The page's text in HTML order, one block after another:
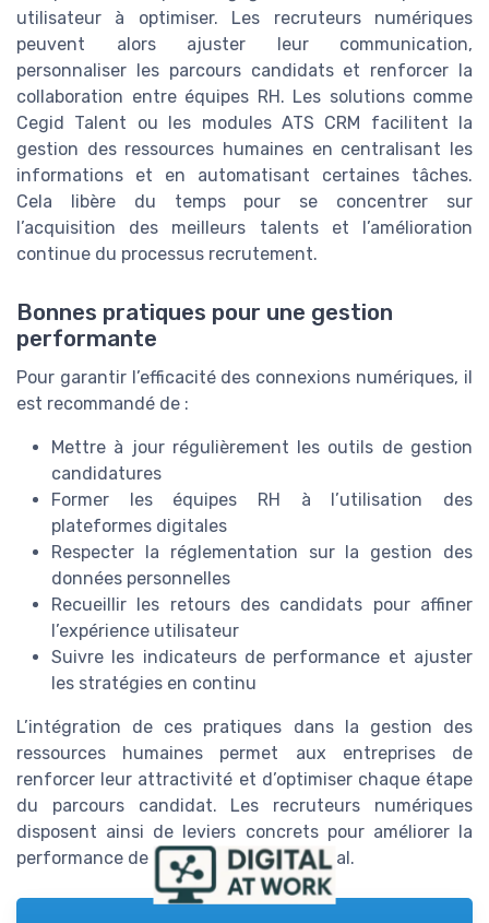
utilisateur à optimiser. Les recruteurs numériques
peuvent alors ajuster leur communication,
personnaliser les parcours candidats et renforcer la
collaboration entre équipes RH. Les solutions comme
Cegid Talent ou les modules ATS CRM facilitent la
gestion des ressources humaines en centralisant les
informations et en automatisant certaines tâches.
Cela libère du temps pour se concentrer sur
l’acquisition des meilleurs talents et l’amélioration
continue du processus recrutement.
Bonnes pratiques pour une gestion
performante
Pour garantir l’efficacité des connexions numériques, il
est recommandé de :
Mettre à jour régulièrement les outils de gestion
candidatures
Former les équipes RH à l’utilisation des
plateformes digitales
Respecter la réglementation sur la gestion des
données personnelles
Recueillir les retours des candidats pour affiner
l’expérience utilisateur
Suivre les indicateurs de performance et ajuster
les stratégies en continu
L’intégration de ces pratiques dans la gestion des
ressources humaines permet aux entreprises de
renforcer leur attractivité et d’optimiser chaque étape
du parcours candidat. Les recruteurs numériques
disposent ainsi de leviers concrets pour améliorer la
performance de leur recrutement digital.